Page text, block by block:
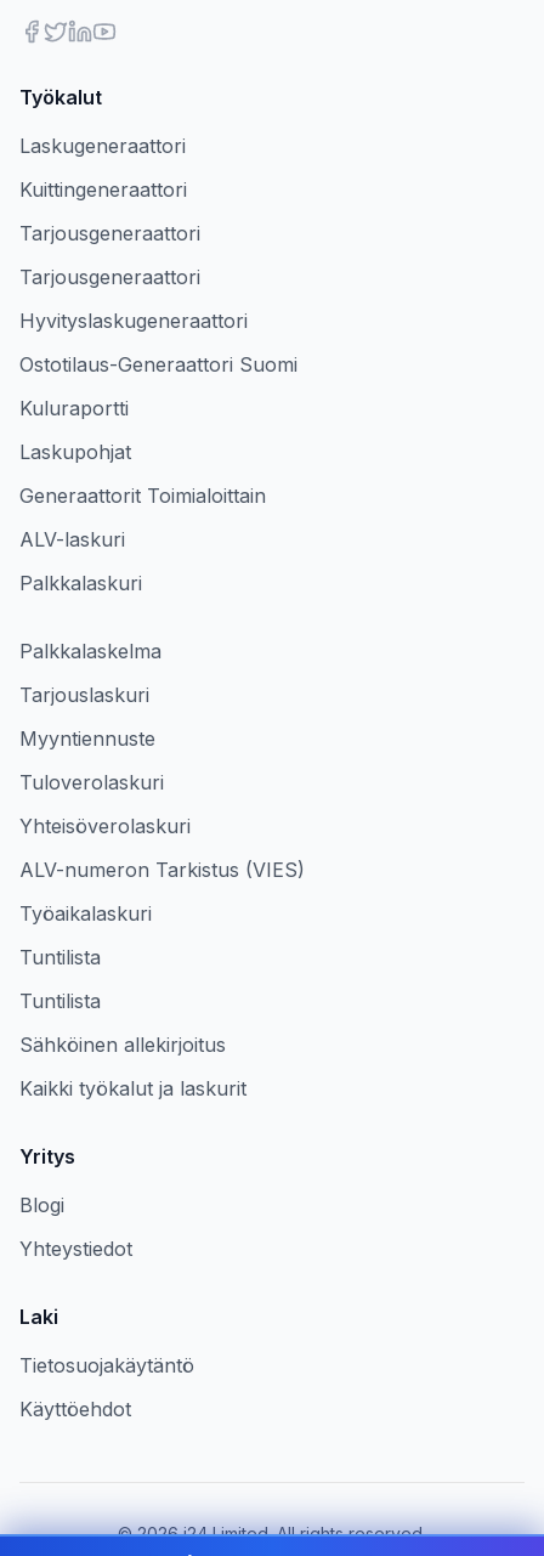
Työkalut
Laskugeneraattori
Kuittingeneraattori
Tarjousgeneraattori
Tarjousgeneraattori
Hyvityslaskugeneraattori
Ostotilaus-Generaattori Suomi
Kuluraportti
Laskupohjat
Generaattorit Toimialoittain
ALV-laskuri
Palkkalaskuri
Palkkalaskelma
Tarjouslaskuri
Myyntiennuste
Tuloverolaskuri
Yhteisöverolaskuri
ALV-numeron Tarkistus (VIES)
Työaikalaskuri
Tuntilista
Tuntilista
Sähköinen allekirjoitus
Kaikki työkalut ja laskurit
Yritys
Blogi
Yhteystiedot
Laki
Tietosuojakäytäntö
Käyttöehdot
©2026i24 Limited. All rights reserved.